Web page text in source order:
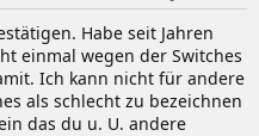
Habe seit Jahren
einmal wegen der Switches
Ich kann nicht für andere
als schlecht zu bezeichnen
das du u. U. andere